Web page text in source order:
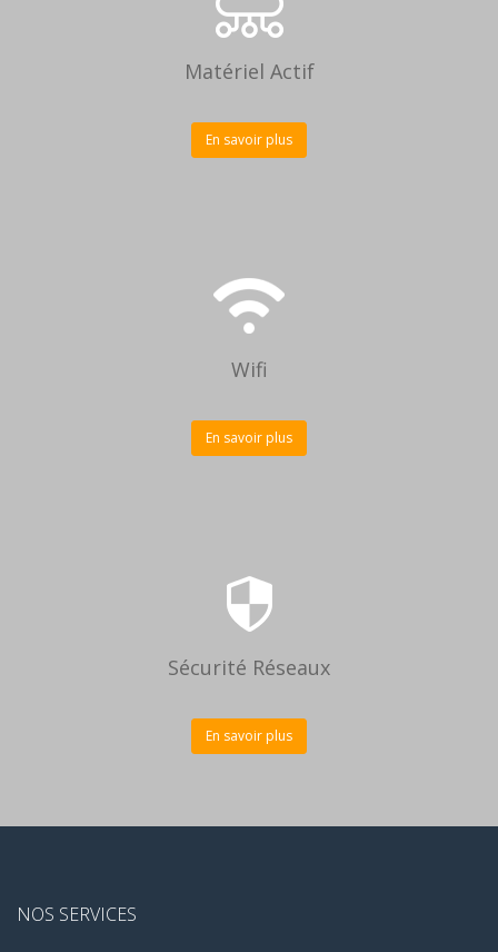
Matériel Actif
En savoir plus
Wifi
En savoir plus
Sécurité Réseaux
En savoir plus
NOS SERVICES